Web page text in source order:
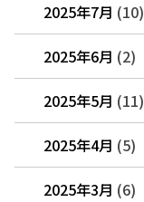
2025年7月 (10)
2025年6月 (2)
2025年5月 (11)
2025年4月 (5)
2025年3月 (6)